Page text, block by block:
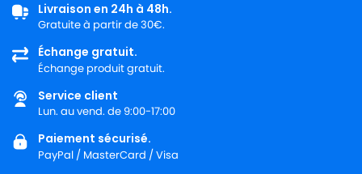
Livraison en 24h à 48h.
Gratuite à partir de 30€.
Échange gratuit.
Échange produit gratuit.
Service client
Lun. au vend. de 9:00-17:00
Paiement sécurisé.
PayPal / MasterCard / Visa